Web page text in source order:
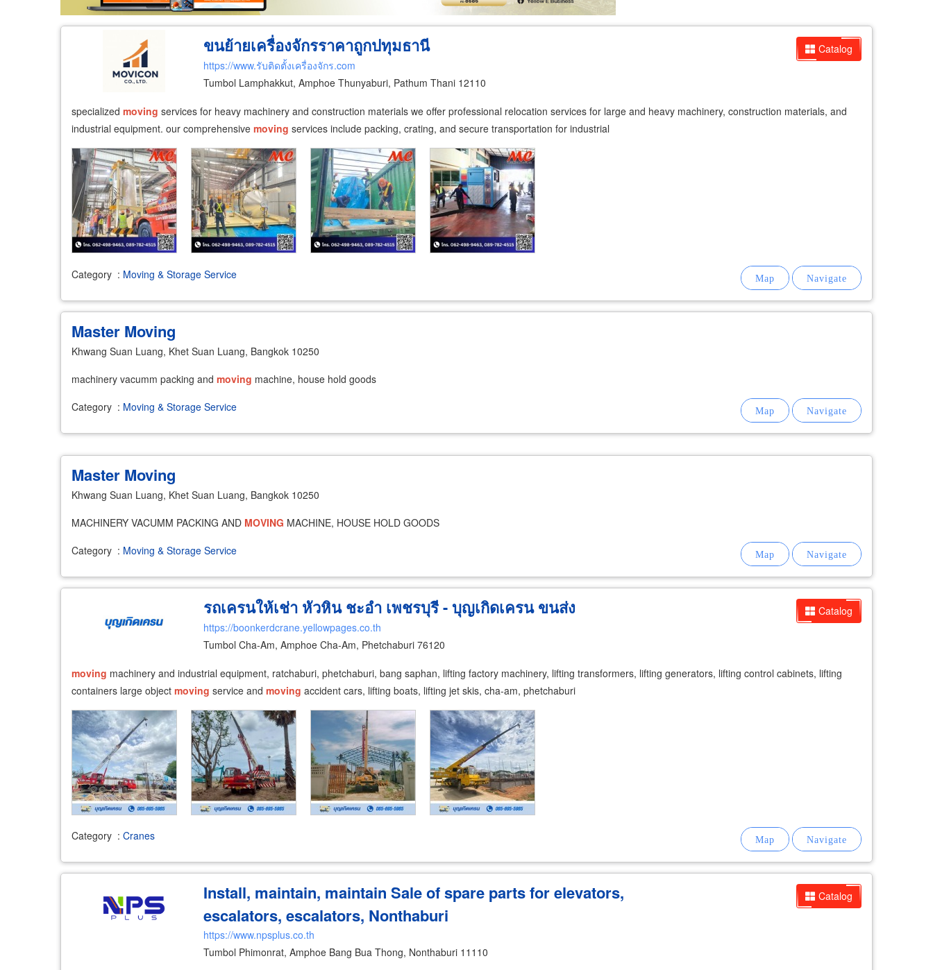
Catalog
ขนย้ายเครื่องจักรราคาถูกปทุมธานี
https://www.รับติดตั้งเครื่องจักร.com
Tumbol Lamphakkut, Amphoe Thunyaburi, Pathum Thani 12110
specialized moving services for heavy machinery and construction materials we offer professional relocation services for large and heavy machinery, construction materials, and
industrial equipment. our comprehensive moving services include packing, crating, and secure transportation for industrial
Category : Moving & Storage Service
Master Moving
Khwang Suan Luang, Khet Suan Luang, Bangkok 10250
machinery vacumm packing and moving machine, house hold goods
Category : Moving & Storage Service
Master Moving
Khwang Suan Luang, Khet Suan Luang, Bangkok 10250
MACHINERY VACUMM PACKING AND MOVING MACHINE, HOUSE HOLD GOODS
Category : Moving & Storage Service
Catalog
รถเครนให้เช่า หัวหิน ชะอำ เพชรบุรี - บุญเกิดเครน ขนส่ง
https://boonkerdcrane.yellowpages.co.th
Tumbol Cha-Am, Amphoe Cha-Am, Phetchaburi 76120
moving machinery and industrial equipment, ratchaburi, phetchaburi, bang saphan, lifting factory machinery, lifting transformers, lifting generators, lifting control cabinets, lifting
containers large object moving service and moving accident cars, lifting boats, lifting jet skis, cha-am, phetchaburi
Category : Cranes
Catalog
Install, maintain, maintain Sale of spare parts for elevators,
escalators, escalators, Nonthaburi
https://www.npsplus.co.th
Tumbol Phimonrat, Amphoe Bang Bua Thong, Nonthaburi 11110